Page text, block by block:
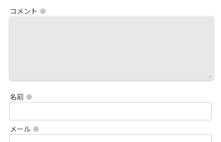
コメント ※
名前 ※
メール ※